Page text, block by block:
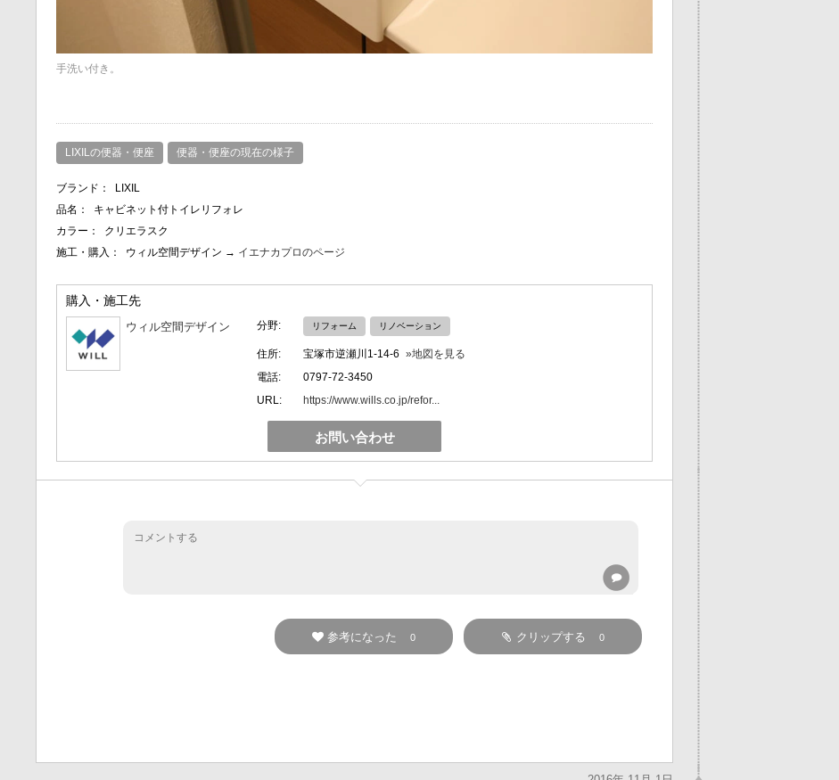
手洗い付き。
LIXILの便器・便座 便器・便座の現在の様子
ブランド：
LIXIL
品名：
キャビネット付トイレリフォレ
カラー：
クリエラスク
施工・購入：
ウィル空間デザイン → イエナカプロのページ
購入・施工先
ウィル空間デザイン 分野: リフォーム リノベーション
住所: 宝塚市逆瀬川1-14-6 »地図を見る
電話:
0797-72-3450
URL:
https://www.wills.co.jp/refor...
お問い合わせ
クリップする 0
参考になった 0